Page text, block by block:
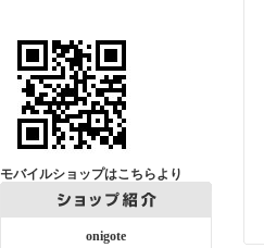
モバイルショップはこちらより
onigote